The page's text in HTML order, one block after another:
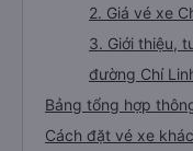
2. Giá vé xe
3. Giới thiệu,
đường Chí
Bảng tổng hợp
Cách đặt vé xe